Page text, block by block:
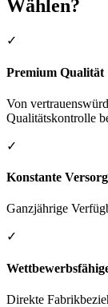
Wählen?
✓
Premium Qualität
Von
Qualitätskontrolle
✓
Konstante
Ganzjährige
✓
Direkte